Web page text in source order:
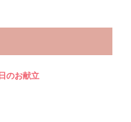
のお献立